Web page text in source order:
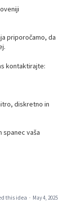
priporočamo, da
kontaktirajte:
diskretno in
spanec vaša
this idea · May 4, 2025